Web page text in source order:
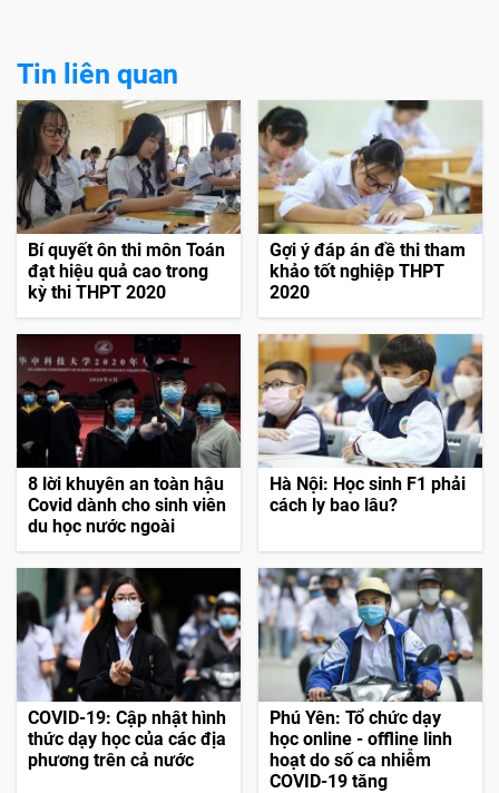
Tin liên quan
Bí quyết ôn thi môn Toán
đạt hiệu quả cao trong
kỳ thi THPT 2020
Gợi ý đáp án đề thi tham
khảo tốt nghiệp THPT
2020
8 lời khuyên an toàn hậu
Covid dành cho sinh viên
du học nước ngoài
Hà Nội: Học sinh F1 phải
cách ly bao lâu?
COVID-19: Cập nhật hình
thức dạy học của các địa
phương trên cả nước
Phú Yên: Tổ chức dạy
học online - offline linh
hoạt do số ca nhiễm
COVID-19 tăng